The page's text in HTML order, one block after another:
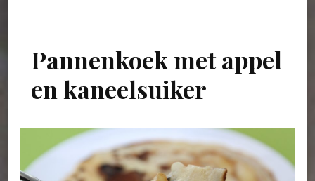
Pannenkoek met appel
en kaneelsuiker